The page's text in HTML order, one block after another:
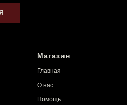
Магазин
Главная
О нас
Помощь